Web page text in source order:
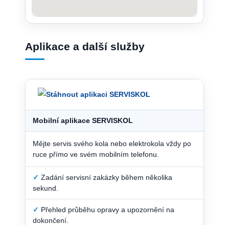
Aplikace a další služby
Mobilní aplikace SERVISKOL
Mějte servis svého kola nebo elektrokola vždy po
ruce přímo ve svém mobilním telefonu.
✓ Zadání servisní zakázky během několika
sekund.
✓ Přehled průběhu opravy a upozornění na
dokončení.